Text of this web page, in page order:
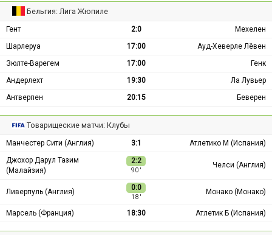
Бельгия: Лига Жюпиле
Гент 2:0
Мехелен
Шарлеруа
17:00
Ауд-Хеверле Лёвен
Зюлте-Варегем
17:00
Генк
Андерлехт
19:30
Ла Лувьер
Антверпен
20:15 Беверен
Товарищеские матчи: Клубы
Манчестер Сити (Англия) 3:1
Атлетико М (Испания)
Джохор Дарул Тазим
(Малайзия)
2:2
90 ′
Челси (Англия)
Ливерпуль (Англия) 0:0
18 ′
Монако (Монако)
Марсель (Франция) 18:30 Атлетик Б (Испания)